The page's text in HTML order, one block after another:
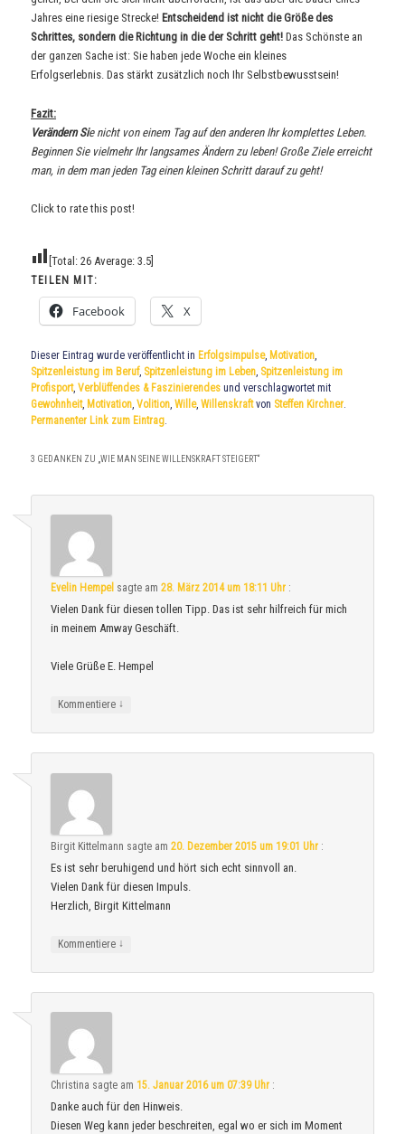
Jahres eine riesige Strecke! Entscheidend ist nicht die Größe des
Schrittes, sondern die Richtung in die der Schritt geht!Das Schönste an
der ganzen Sache ist: Sie haben jede Woche ein kleines
Erfolgserlebnis. Das stärkt zusätzlich noch Ihr Selbstbewusstsein!
Fazit:
Verändern Sie nicht von einem Tag auf den anderen Ihr komplettes Leben.
Beginnen Sie vielmehr Ihr langsames Ändern zu leben! Große Ziele erreicht
man, in dem man jeden Tag einen kleinen Schritt darauf zu geht!
Click to rate this post!
[Total:26 Average:3.5]
TEILEN MIT:
Facebook X
Dieser Eintrag wurde veröffentlicht in Erfolgsimpulse, Motivation
Spitzenleistung im Beruf, Spitzenleistung im Leben Spitzenleistung im
Profisport,Verblüffendes & Faszinierendes und verschlagwortet mit
Gewohnheit, Motivation ,Volition ,Wille,Willenskraftvon Steffen Kirchner
Permanenter Link zum Eintrag
3 GEDANKEN ZU „WIE MAN SEINE WILLENSKRAFT STEIGERT“
Evelin Hempel sagte am28. März 2014 um 18:11 Uhr :
Vielen Dank für diesen tollen Tipp. Das ist sehr hilfreich für mich
in meinem Amway Geschäft.
Viele Grüße E. Hempel
Kommentiere ↓
Birgit Kittelmann sagte am20. Dezember 2015 um 19:01 Uhr :
Es ist sehr beruhigend und hört sich echt sinnvoll an.
Vielen Dank für diesen Impuls.
Herzlich, Birgit Kittelmann
Kommentiere ↓
Christina sagte am 15. Januar 2016 um 07:39 Uhr :
Danke auch für den Hinweis.
Diesen Weg kann jeder beschreiten, egal wo er sich im Moment